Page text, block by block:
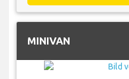
MINIVAN